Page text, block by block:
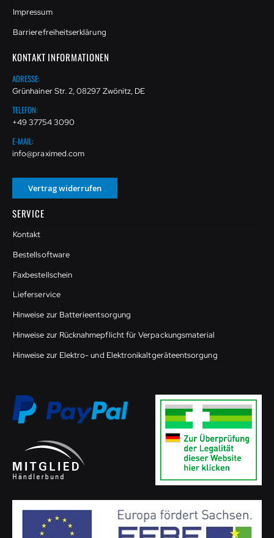
Impressum
Barrierefreiheitserklärung
KONTAKT INFORMATIONEN
ADRESSE:
Grünhainer Str. 2, 08297 Zwönitz, DE
TELEFON:
+49 37754 3090
E-MAIL:
info@praximed.com
Vertrag widerrufen
SERVICE
Kontakt
Bestellsoftware
Faxbestellschein
Lieferservice
Hinweise zur Batterieentsorgung
Hinweise zur Rücknahmepflicht für Verpackungsmaterial
Hinweise zur Elektro- und Elektronikaltgeräteentsorgung